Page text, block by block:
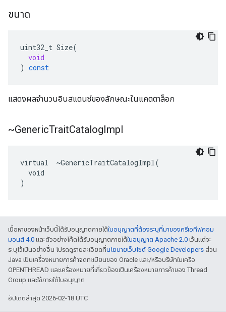
ขนาด
uint32_t Size(
void
) const
แสดงผลจำนวนอินสแตนซ์ของลักษณะในแคตตาล็อก
~GenericTraitCatalogImpl
virtual  ~GenericTraitCatalogImpl(
  void
)
เนื้อหาของหน้าเว็บนี้ได้รับอนุญาตภายใต้ใบอนุญาตที่ต้องระบุที่มาของครีเอทีฟคอม
มอนส์ 4.0 และตัวอย่างโค้ดได้รับอนุญาตภายใต้ใบอนุญาต Apache 2.0 เว้นแต่จะ
ระบุไว้เป็นอย่างอื่น โปรดดูรายละเอียดที่นโยบายเว็บไซต์ Google Developers ส่วน
Java เป็นเครื่องหมายการค้าจดทะเบียนของ Oracle และ/หรือบริษัทในเครือ
OPENTHREAD และเครื่องหมายที่เกี่ยวข้องเป็นเครื่องหมายการค้าของ Thread
Group และใช้ภายใต้ใบอนุญาต
อัปเดตล่าสุด 2026-02-18 UTC